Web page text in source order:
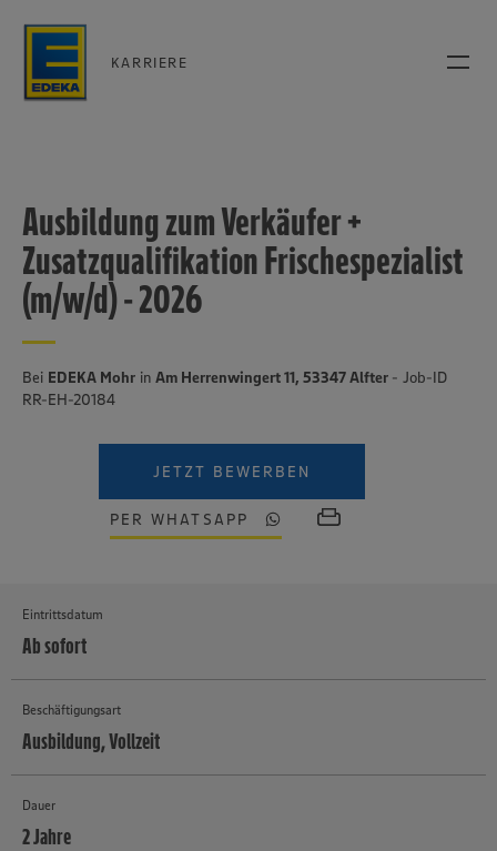
KARRIERE
Ausbildung zum Verkäufer +
Zusatzqualifikation Frischespezialist
(m/w/d) - 2026
Bei EDEKA Mohr in Am Herrenwingert 11, 53347 Alfter - Job-ID
RR-EH-20184
JETZT BEWERBEN
PER WHATSAPP
Eintrittsdatum
Ab sofort
Beschäftigungsart
Ausbildung, Vollzeit
Dauer
2 Jahre